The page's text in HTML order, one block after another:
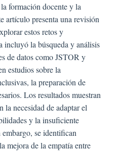
formación docente y la
artículo presenta una revisión
estos retos y
incluyó la búsqueda y análisis
de datos como JSTOR y
estudios sobre la
la preparación de
Los resultados muestran
la necesidad de adaptar el
y la insuficiente
se identifican
mejora de la empatía entre